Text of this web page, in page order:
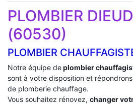
PLOMBIER
(60530)
PLOMBIER
Notre équipe deplombier
sont à votre disposition et
de plomberie chauffage.
Vous souhaitez rénovez, changer